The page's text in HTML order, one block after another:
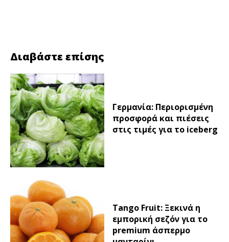
Διαβάστε επίσης
Γερμανία: Περιορισμένη
προσφορά και πιέσεις
στις τιμές για το iceberg
Tango Fruit: Ξεκινά η
εμπορική σεζόν για το
premium άσπερμο